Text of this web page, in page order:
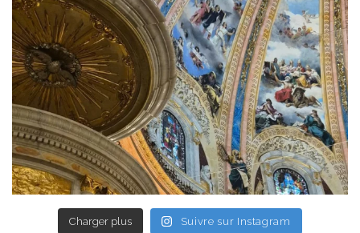
Charger plus Suivre sur Instagram